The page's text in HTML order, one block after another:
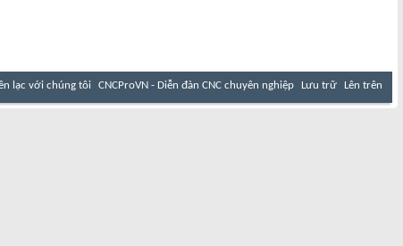
lạc với chúng tôi CNCProVN - Diễn đàn CNC chuyên nghiệp Lưu trữ Lên trên